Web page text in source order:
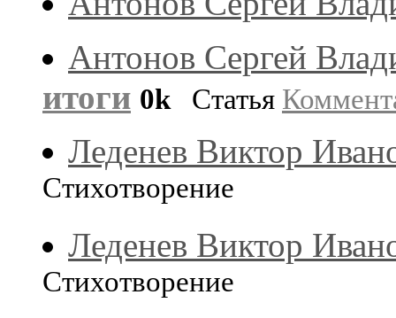
Антонов Сергей
итоги 0k Статья
Леденев Виктор
Стихотворение
Леденев Виктор
Стихотворение